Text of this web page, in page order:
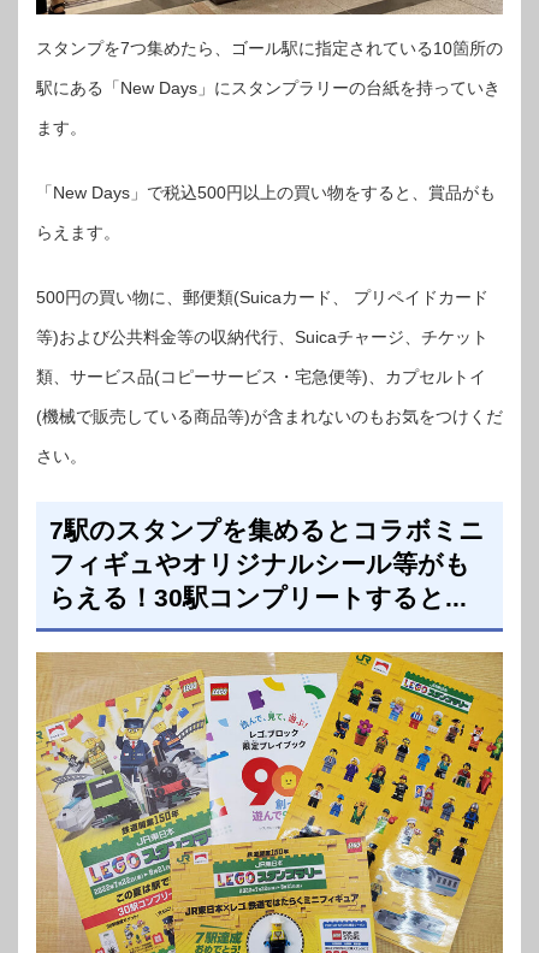
スタンプを7つ集めたら、ゴール駅に指定されている10箇所の
駅にある「New Days」にスタンプラリーの台紙を持っていき
ます。
「New Days」で税込500円以上の買い物をすると、賞品がも
らえます。
500円の買い物に、郵便類(Suicaカード、 プリペイドカード
等)および公共料金等の収納代行、Suicaチャージ、チケット
類、サービス品(コピーサービス・宅急便等)、カプセルトイ
(機械で販売している商品等)が含まれないのもお気をつけくだ
さい。
7駅のスタンプを集めるとコラボミニ
フィギュやオリジナルシール等がも
らえる！30駅コンプリートすると...